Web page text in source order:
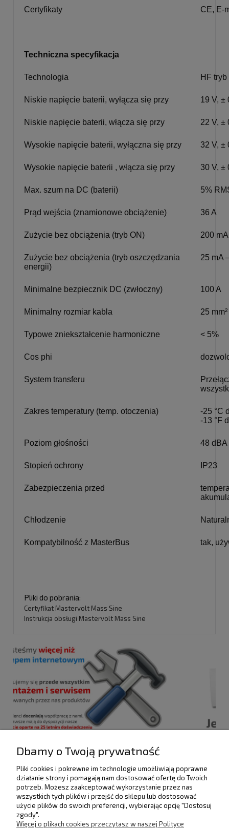
Certyfikaty CE, E-
Techniczna specyfikacja
Technologia HF
Niskie napięcie baterii, wyłącza się przy 19 V, ±
Niskie napięcie baterii, włącza się przy 22 V, ±
Wysokie napięcie baterii, wyłączna się przy 32 V, ±
Wysokie napięcie baterii , włącza się przy 30 V, ±
Max. szum na DC (baterii) 5%
Prąd wejścia (znamionowe obciążenie) 36 A
Zużycie bez obciążenia (tryb ON) 200
Zużycie bez obciążenia (tryb oszczędzania
energii)
25 mA
Minimalne bezpiecznik DC (zwłoczny) 100 A
Minimalny rozmiar kabla 25 mm²
Typowe zniekształcenie harmoniczne < 5%
Cos phi
System transferu
Zakres temperatury (temp. otoczenia)
-25 °C
-13 °F
Poziom głośności 48 dBA
Stopień ochrony IP23
Zabezpieczenia przed
Chłodzenie
Kompatybilność z MasterBus tak,
Pliki do pobrania:
Certyfikat Mastervolt Mass Sine
Instrukcja obsługi Mastervolt Mass Sine
POMOC
DOSTAWA I PŁATNOŚCI
Dbamy o Twoją prywatność
Pliki cookies i pokrewne im technologie umożliwiają poprawne
działanie strony i pomagają nam dostosować ofertę do Twoich
potrzeb. Możesz zaakceptować wykorzystanie przez nas
wszystkich tych plików i przejść do sklepu lub dostosować
użycie plików do swoich preferencji, wybierając opcję "Dostosuj
zgody".
Więcej o plikach cookies przeczytasz w naszej Polityce